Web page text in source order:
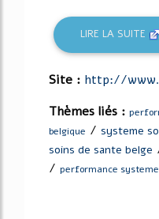
LIRE LA SUITE
Site : http://
Thèmes liés :
belgique / systeme
soins de sante belge
/ performance